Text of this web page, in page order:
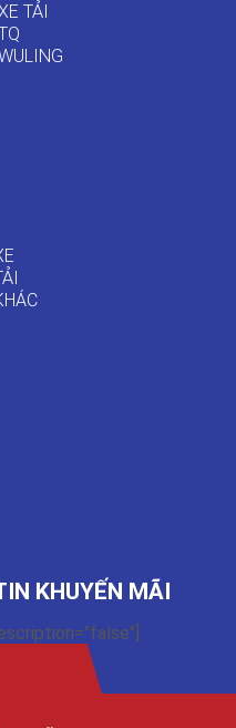
TẢI
KHUYẾN MÃI